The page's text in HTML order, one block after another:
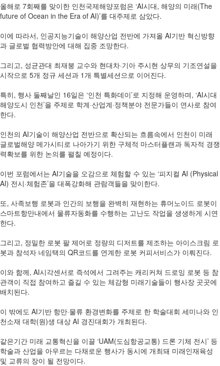
올해로 7회째를 맞이한 인천국제해양포럼은 ‘AI시대, 해양의 미래(The
future of Ocean in the Era of AI)’를 대주제로 삼았다.
이에 따라서, 인공지능기술이 해양산업 전반에 가져올 AI기반 혁신방향
과 글로벌 협력방안에 대해 집중 조망한다.
그리고, 성균관대 최재붕 교수와 현대차·기아 주시현 상무의 기조연설을
시작으로 5개 정규 세션과 1개 특별세션으로 이어진다.
특히, 행사 둘째날인 16일은 ‘인천 특화데이’로 지정해 운영하며, ‘AI시대
해양도시 인천’을 주제로 학계·산업계·정책분야 전문가들이 연사로 참여
한다.
인천의 AI기술이 해양산업 전반으로 확산되는 흐름속에서 인천이 미래
글로벌해양 메가시티로 나아가기 위한 구체적 마스터플랜과 독자적 경쟁
력확보를 위한 논의를 펼칠 예정이다.
이번 포럼에서는 AI기술을 오감으로 체험할 수 있는 ‘피지컬 AI (Physical
AI) 전시·체험존’을 대폭강화해 관람객들을 맞이한다.
또, 사족보행 로봇과 인간의 보행을 완벽히 재현하는 휴머노이드 로봇이
스마트항만내에서 물류자동화를 수행하는 고난도 작업을 생생하게 시연
한다.
그리고, 정밀한 로봇 팔 제어로 정량의 디저트를 제조하는 아이스크림 로
봇과 참석자 네임택의 QR코드를 연계한 로봇 커피서비스가 이뤄진다.
이와 함께, AI시각센서로 즉석에서 그려주는 캐리커쳐 드로잉 로봇 등 참
관객이 직접 참여하고 즐길 수 있는 체감형 미래기술들이 행사장 곳곳에
배치된다.
이 밖에도 AI기반 항만·물류 환경변화를 주제로 한 학술대회 세미나와 인
천소재 대학(원)생 대상 AI 경진대회가 개최된다.
같은기간 미래 교통혁신을 이끌 ‘UAM(도심항공교통) 드론 기체 전시’ 등
학술과 산업을 아우르는 다채로운 행사가 동시에 개최돼 미래인재육성
및 교류의 장이 될 전망이다.